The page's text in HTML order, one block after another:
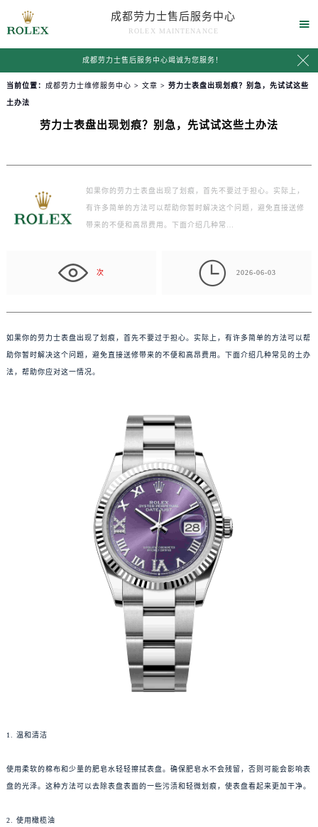
成都劳力士售后服务中心
ROLEX MAINTENANCE

成都劳力士售后服务中心竭诚为您服务！ 
当前位置： 成都劳力士维修服务中心 > 文章 > 劳力士表盘出现划痕？别急，先试试这些
土办法
劳力士表盘出现划痕？别急，先试试这些土办法
如果你的劳力士表盘出现了划痕，首先不要过于担心。实际上，
有许多简单的方法可以帮助你暂时解决这个问题，避免直接送修
带来的不便和高昂费用。下面介绍几种常…
次  2026-06-03
如果你的劳力士表盘出现了划痕，首先不要过于担心。实际上，有许多简单的方法可以帮
助你暂时解决这个问题，避免直接送修带来的不便和高昂费用。下面介绍几种常见的土办
法，帮助你应对这一情况。
1. 温和清洁
使用柔软的棉布和少量的肥皂水轻轻擦拭表盘。确保肥皂水不会残留，否则可能会影响表
盘的光泽。这种方法可以去除表盘表面的一些污渍和轻微划痕，使表盘看起来更加干净。
2. 使用橄榄油